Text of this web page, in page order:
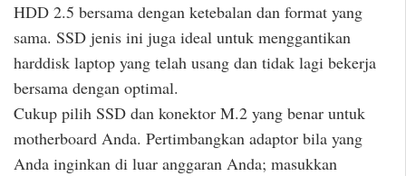
HDD 2.5 bersama dengan ketebalan dan format yang
sama. SSD jenis ini juga ideal untuk menggantikan
harddisk laptop yang telah usang dan tidak lagi bekerja
bersama dengan optimal.
Cukup pilih SSD dan konektor M.2 yang benar untuk
motherboard Anda. Pertimbangkan adaptor bila yang
Anda inginkan di luar anggaran Anda; masukkan